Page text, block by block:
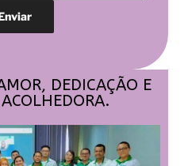
DEDICAÇÃO E